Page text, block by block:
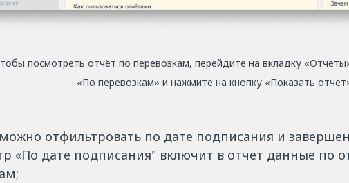
посмотреть отчёт по перевозкам, перейдите на вкладку
«По перевозкам» и нажмите на кнопку «Показать
отфильтровать по дате подписания и
«По дате подписания" включит в отчёт данные по